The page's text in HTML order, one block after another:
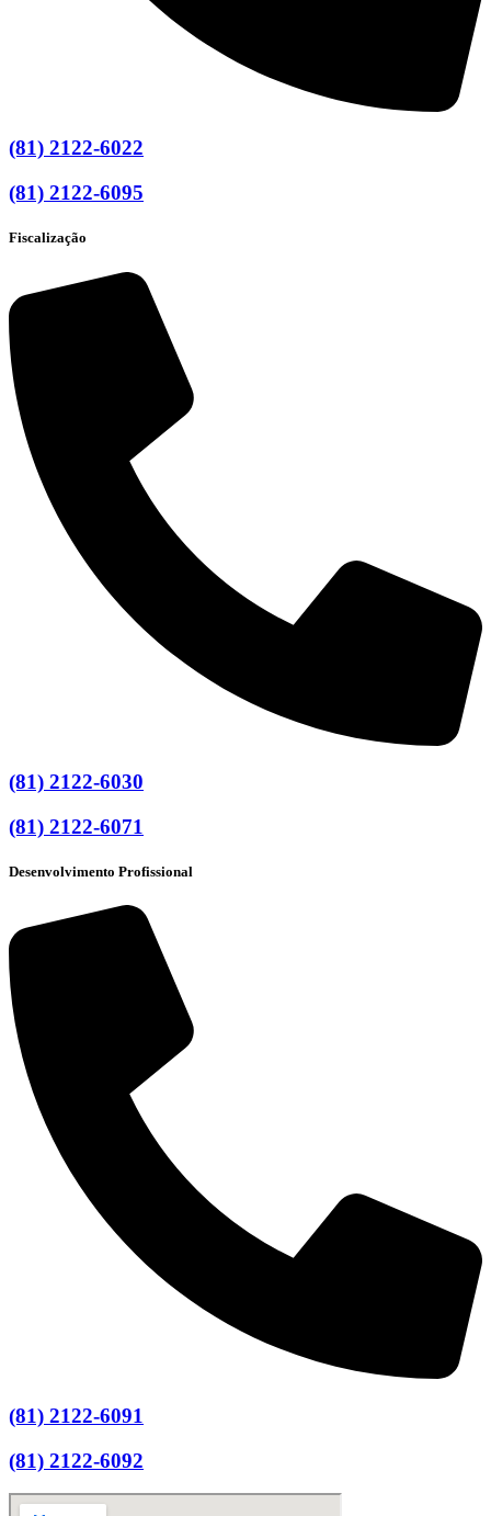
(81) 2122-6022
(81) 2122-6095
Fiscalização
(81) 2122-6030
(81) 2122-6071
Desenvolvimento Profissional
(81) 2122-6091
(81) 2122-6092